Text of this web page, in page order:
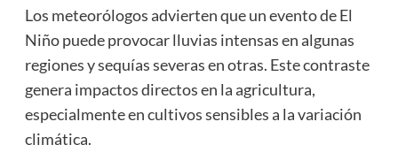
Los meteorólogos advierten que un evento de El
Niño puede provocar lluvias intensas en algunas
regiones y sequías severas en otras. Este contraste
genera impactos directos en la agricultura,
especialmente en cultivos sensibles a la variación
climática.